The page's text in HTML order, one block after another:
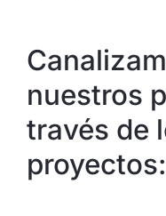
nuestros
través de
proyectos: